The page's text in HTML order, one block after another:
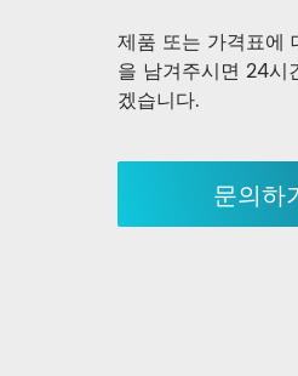
제품 또는 가격표에
을 남겨주시면 24시
겠습니다.
문의하